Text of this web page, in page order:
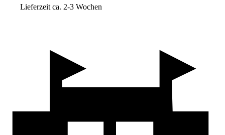
Lieferzeit ca. 2-3 Wochen